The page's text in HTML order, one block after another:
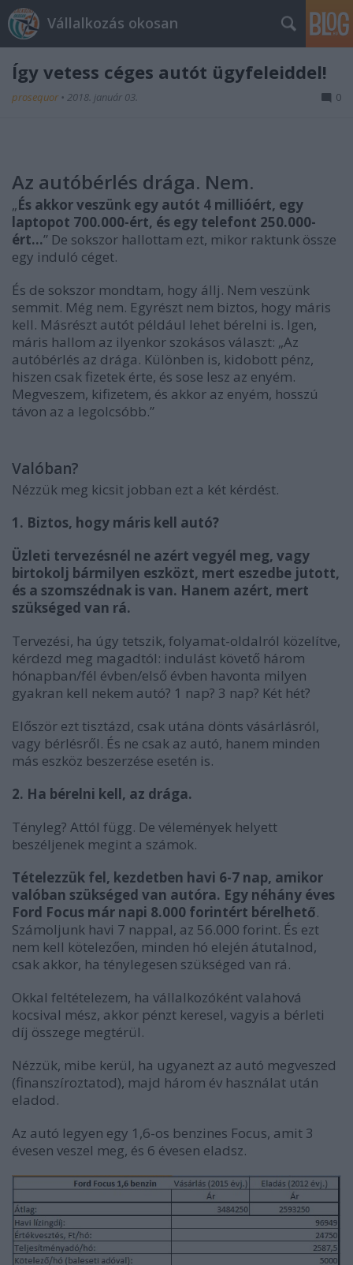
Vállalkozás okosan
Így vetess céges autót ügyfeleiddel!
prosequor • 2018. január 03. 0
Az autóbérlés drága. Nem.
„És akkor veszünk egy autót 4 millióért, egy
laptopot 700.000-ért, és egy telefont 250.000-
ért…” De sokszor hallottam ezt, mikor raktunk össze
egy induló céget.
És de sokszor mondtam, hogy állj. Nem veszünk
semmit. Még nem. Egyrészt nem biztos, hogy máris
kell. Másrészt autót például lehet bérelni is. Igen,
máris hallom az ilyenkor szokásos választ: „Az
autóbérlés az drága. Különben is, kidobott pénz,
hiszen csak fizetek érte, és sose lesz az enyém.
Megveszem, kifizetem, és akkor az enyém, hosszú
távon az a legolcsóbb.”
Valóban?
Nézzük meg kicsit jobban ezt a két kérdést.
1. Biztos, hogy máris kell autó?
Üzleti tervezésnél ne azért vegyél meg, vagy
birtokolj bármilyen eszközt, mert eszedbe jutott,
és a szomszédnak is van. Hanem azért, mert
szükséged van rá.
Tervezési, ha úgy tetszik, folyamat-oldalról közelítve,
kérdezd meg magadtól: indulást követő három
hónapban/fél évben/első évben havonta milyen
gyakran kell nekem autó? 1 nap? 3 nap? Két hét?
Először ezt tisztázd, csak utána dönts vásárlásról,
vagy bérlésről. És ne csak az autó, hanem minden
más eszköz beszerzése esetén is.
2. Ha bérelni kell, az drága.
Tényleg? Attól függ. De vélemények helyett
beszéljenek megint a számok.
Tételezzük fel, kezdetben havi 6-7 nap, amikor
valóban szükséged van autóra. Egy néhány éves
Ford Focus már napi 8.000 forintért bérelhető.
Számoljunk havi 7 nappal, az 56.000 forint. És ezt
nem kell kötelezően, minden hó elején átutalnod,
csak akkor, ha ténylegesen szükséged van rá.
Okkal feltételezem, ha vállalkozóként valahová
kocsival mész, akkor pénzt keresel, vagyis a bérleti
díj összege megtérül.
Nézzük, mibe kerül, ha ugyanezt az autó megveszed
(finanszíroztatod), majd három év használat után
eladod.
Az autó legyen egy 1,6-os benzines Focus, amit 3
évesen veszel meg, és 6 évesen eladsz.